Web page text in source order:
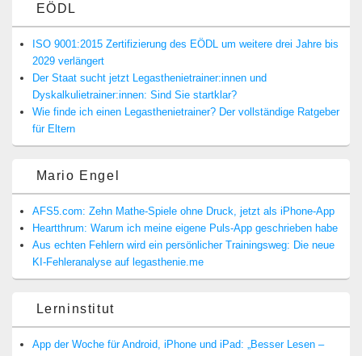
EÖDL
ISO 9001:2015 Zertifizierung des EÖDL um weitere drei Jahre bis
2029 verlängert
Der Staat sucht jetzt Legasthenietrainer:innen und
Dyskalkulietrainer:innen: Sind Sie startklar?
Wie finde ich einen Legasthenietrainer? Der vollständige Ratgeber
für Eltern
Mario Engel
AFS5.com: Zehn Mathe-Spiele ohne Druck, jetzt als iPhone-App
Heartthrum: Warum ich meine eigene Puls-App geschrieben habe
Aus echten Fehlern wird ein persönlicher Trainingsweg: Die neue
KI-Fehleranalyse auf legasthenie.me
Lerninstitut
App der Woche für Android, iPhone und iPad: „Besser Lesen –